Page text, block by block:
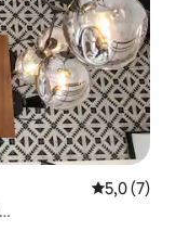
Середня
5,0 (7)